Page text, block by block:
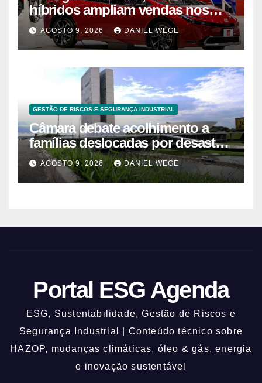
híbridos ampliam vendas nos
EUA – 09/08/2026 – Economia
AGOSTO 9, 2026 DANIEL WEGE
GESTÃO DE RISCOS E SEGURANÇA INDUSTRIAL
Câmara debate acolhimento a
famílias deslocadas por desastre
climático
AGOSTO 9, 2026 DANIEL WEGE
Portal ESG Agenda
ESG, Sustentabilidade, Gestão de Riscos e
Segurança Industrial | Conteúdo técnico sobre
HAZOP, mudanças climáticas, óleo & gás, energia
e inovação sustentável